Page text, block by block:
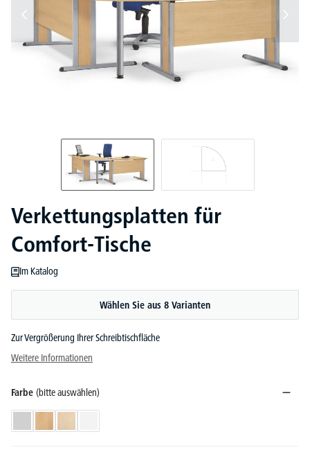
Verkettungsplatten für
Comfort-Tische
Im Katalog
Wählen Sie aus 8 Varianten
Zur Vergrößerung Ihrer Schreibtischfläche
Weitere Informationen
Farbe (bitte auswählen)